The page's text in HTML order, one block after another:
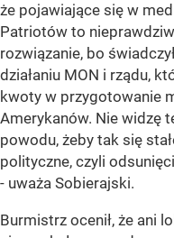
że pojawiające się w
Patriotów to
rozwiązanie, bo
działaniu MON i rządu,
kwoty w przygotowanie
Amerykanów. Nie widzę
powodu, żeby tak się
polityczne, czyli
- uważa Sobierajski.
Burmistrz ocenił, że ani